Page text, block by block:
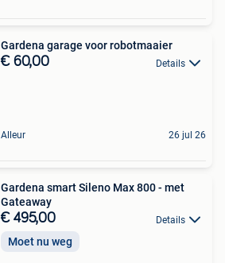
Gardena garage voor robotmaaier
€ 60,00 Details
Alleur 26 jul 26
Gardena smart Sileno Max 800 - met
Gateaway
€ 495,00 Details
Moet nu weg